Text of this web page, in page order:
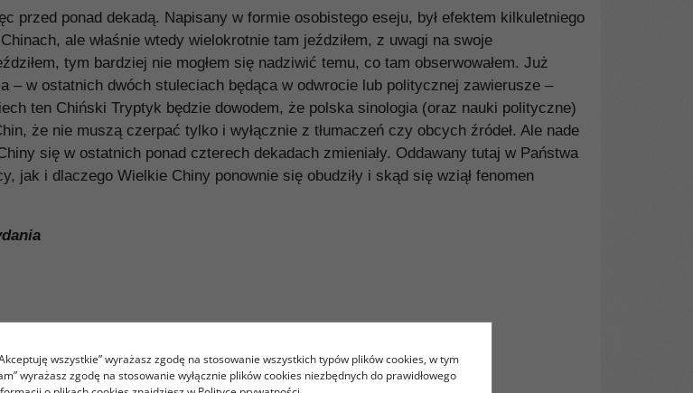
przed ponad dekadą. Napisany w formie osobistego eseju, był efektem kilkuletniego
ale właśnie wtedy wielokrotnie tam jeździłem, z uwagi na swoje
tym bardziej nie mogłem się nadziwić temu, co tam obserwowałem. Już
– w ostatnich dwóch stuleciach będąca w odwrocie lub politycznej zawierusze –
ten Chiński Tryptyk będzie dowodem, że polska sinologia (oraz nauki polityczne)
że nie muszą czerpać tylko i wyłącznie z tłumaczeń czy obcych źródeł. Ale nade
się w ostatnich ponad czterech dekadach zmieniały. Oddawany tutaj w Państwa
jak i dlaczego Wielkie Chiny ponownie się obudziły i skąd się wziął fenomen
wszystkie” wyrażasz zgodę na stosowanie wszystkich typów plików cookies, w tym
wyrażasz zgodę na stosowanie wyłącznie plików cookies niezbędnych do prawidłowego